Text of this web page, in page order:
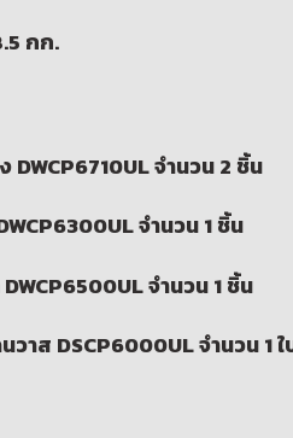
กก.
DWCP6710UL จำนวน 2 ชิ้น
จำนวน 1 ชิ้น
จำนวน 1 ชิ้น
วาส DSCP6000UL จำนวน 1 ใ